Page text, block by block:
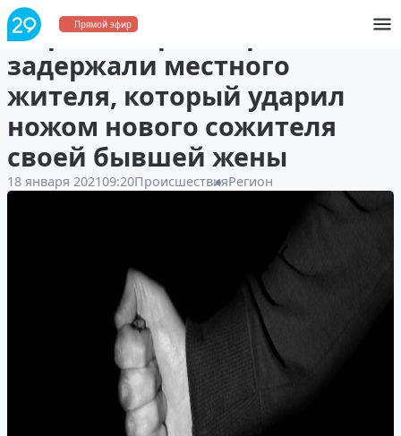
Прямой эфир
В Красноборском районе
задержали местного
жителя, который ударил
ножом нового сожителя
своей бывшей жены
18 января 202109:20ПроисшествияРегион